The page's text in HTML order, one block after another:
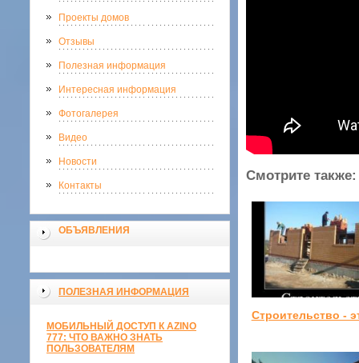
Проекты домов
Отзывы
Полезная информация
Интересная информация
Фотогалерея
Видео
Новости
Контакты
ОБЪЯВЛЕНИЯ
ПОЛЕЗНАЯ ИНФОРМАЦИЯ
МОБИЛЬНЫЙ ДОСТУП К AZINO
777: ЧТО ВАЖНО ЗНАТЬ
ПОЛЬЗОВАТЕЛЯМ
Смотрите также:
Строительство -